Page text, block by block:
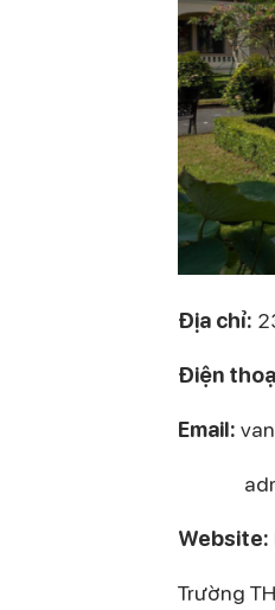
Địa chỉ:
Điện
Email:
Website:
Trường